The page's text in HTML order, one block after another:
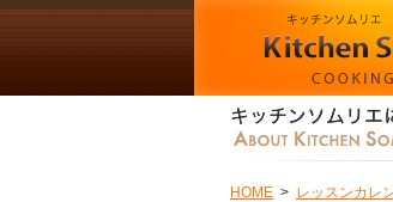
HOME > レッスンカレ